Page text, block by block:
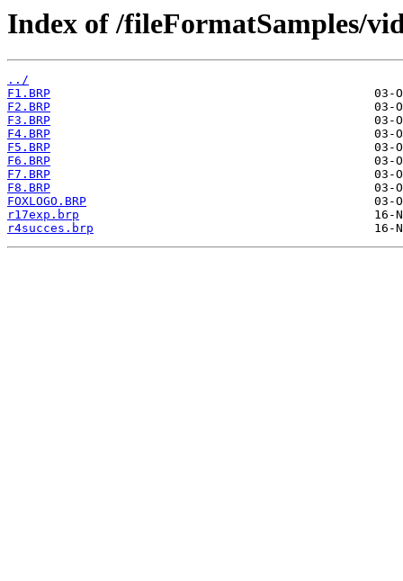
Index of /fileFormatSamples/
../
F1.BRP
F2.BRP
F3.BRP
F4.BRP
F5.BRP
F6.BRP
F7.BRP
F8.BRP
FOXLOGO.BRP
r17exp.brp
r4succes.brp